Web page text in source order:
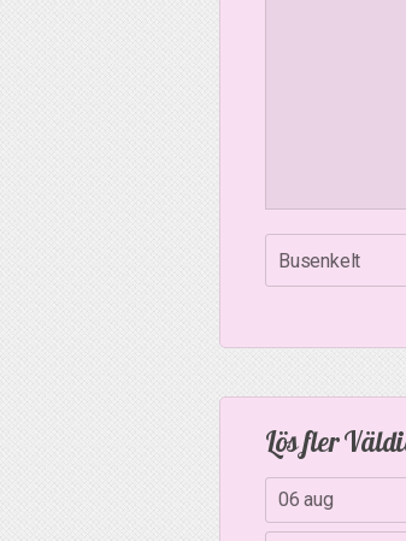
Busenkelt
Lös fler
06 aug